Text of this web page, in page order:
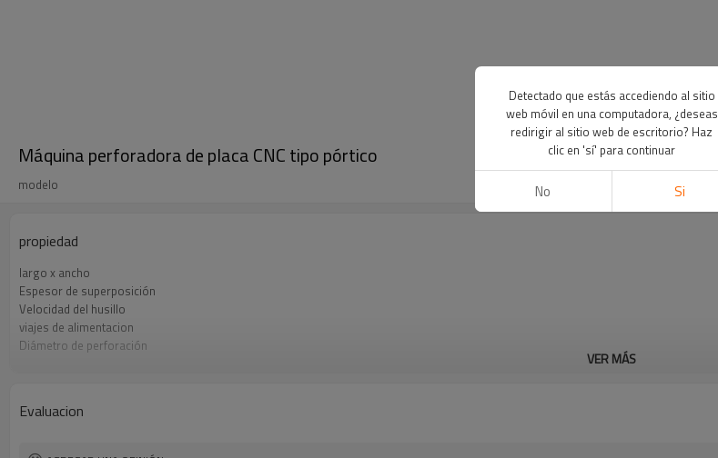
Máquina perforadora de placa CNC tipo pórtico
modelo
propiedad
largo x ancho
Espesor de superposición
Velocidad del husillo
viajes de alimentacion
Diámetro de perforación
VER MÁS
Evaluacion
Detectado que estás accediendo al sitio
web móvil en una computadora, ¿deseas
redirigir al sitio web de escritorio? Haz
clic en 'sí' para continuar
No Si